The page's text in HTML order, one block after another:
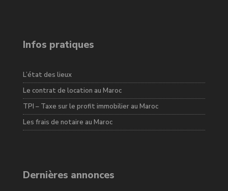
Infos pratiques
L’état des lieux
Le contrat de location au Maroc
TPI – Taxe sur le profit immobilier au Maroc
Les frais de notaire au Maroc
Dernières annonces